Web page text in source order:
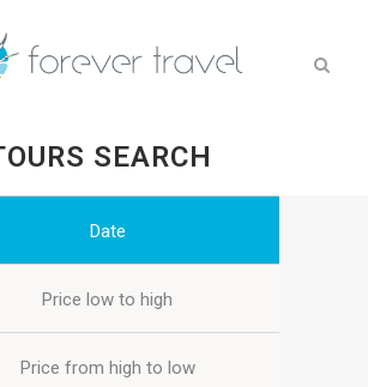
SEARCH
Date
Price low to high
Price from high to low